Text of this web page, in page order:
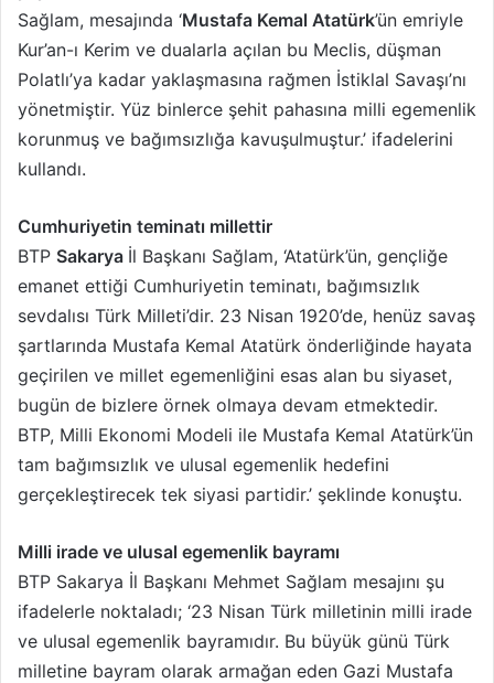
Sağlam, mesajında ‘Mustafa Kemal Atatürk’ün emriyle
Kur’an-ı Kerim ve dualarla açılan bu Meclis, düşman
Polatlı’ya kadar yaklaşmasına rağmen İstiklal Savaşı’nı
yönetmiştir. Yüz binlerce şehit pahasına milli egemenlik
korunmuş ve bağımsızlığa kavuşulmuştur.’ ifadelerini
kullandı.
Cumhuriyetin teminatı millettir
BTP Sakarya İl Başkanı Sağlam, ‘Atatürk’ün, gençliğe
emanet ettiği Cumhuriyetin teminatı, bağımsızlık
sevdalısı Türk Milleti’dir. 23 Nisan 1920’de, henüz savaş
şartlarında Mustafa Kemal Atatürk önderliğinde hayata
geçirilen ve millet egemenliğini esas alan bu siyaset,
bugün de bizlere örnek olmaya devam etmektedir.
BTP, Milli Ekonomi Modeli ile Mustafa Kemal Atatürk’ün
tam bağımsızlık ve ulusal egemenlik hedefini
gerçekleştirecek tek siyasi partidir.’ şeklinde konuştu.
Milli irade ve ulusal egemenlik bayramı
BTP Sakarya İl Başkanı Mehmet Sağlam mesajını şu
ifadelerle noktaladı; ‘23 Nisan Türk milletinin milli irade
ve ulusal egemenlik bayramıdır. Bu büyük günü Türk
milletine bayram olarak armağan eden Gazi Mustafa